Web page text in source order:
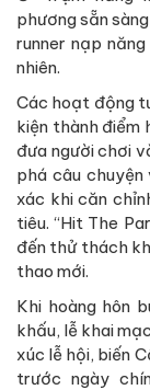
phương sẵn
runner nạp
nhiên.
Các hoạt động
kiện thành điểm
đưa người chơi
phá câu chuyện
xác khi căn
tiêu. “Hit The
đến thử thách
thao mới.
Khi hoàng hôn
khấu, lễ khai
xúc lễ hội, biến
trước ngày